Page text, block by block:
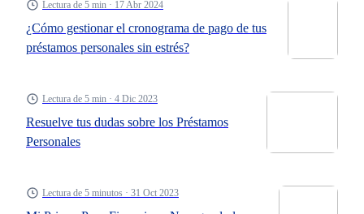
¿Cómo gestionar el cronograma de pago de tus
préstamos personales sin estrés?
Lectura de 5 min · 17 Abr 2024
Resuelve tus dudas sobre los Préstamos
Personales
Lectura de 5 min · 4 Dic 2023
Lectura de 5 minutos · 31 Oct 2023